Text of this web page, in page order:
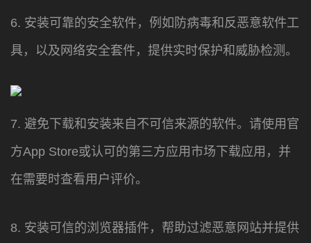
6. 安装可靠的安全软件，例如防病毒和反恶意软件工
具，以及网络安全套件，提供实时保护和威胁检测。
7. 避免下载和安装来自不可信来源的软件。请使用官
方App Store或认可的第三方应用市场下载应用，并
在需要时查看用户评价。
8. 安装可信的浏览器插件，帮助过滤恶意网站并提供